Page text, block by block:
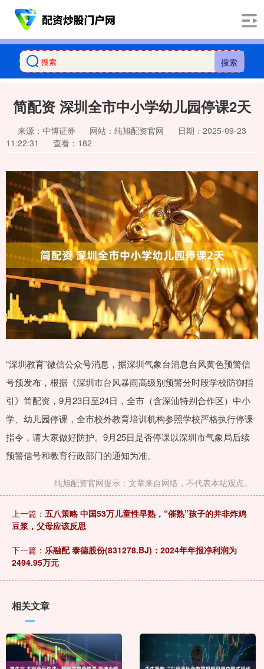
搜索
简配资 深圳全市中小学幼儿园停课2天
来源：中博证券 网站：纯旭配资官网
日期：2025-09-23
11:22:31
查看：182
“深圳教育”微信公众号消息，据深圳气象台消息台风黄色预警信
号预发布，根据《深圳市台风暴雨高级别预警分时段学校防御指
引》简配资，9月23日至24日，全市（含深汕特别合作区）中小
学、幼儿园停课，全市校外教育培训机构参照学校严格执行停课
指令，请大家做好防护。9月25日是否停课以深圳市气象局后续
预警信号和教育行政部门的通知为准。
纯旭配资官网提示：文章来自网络，不代表本站观点。
上一篇： 五八策略 中国53万儿童性早熟，“催熟”孩子的并非炸鸡
豆浆，父母应该反思
下一篇： 乐融配 泰德股份(831278.BJ)：2024年年报净利润为
2494.95万元
相关文章